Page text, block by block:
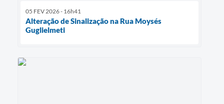
05 FEV 2026 - 16h41
Alteração de Sinalização na Rua Moysés
Guglielmeti